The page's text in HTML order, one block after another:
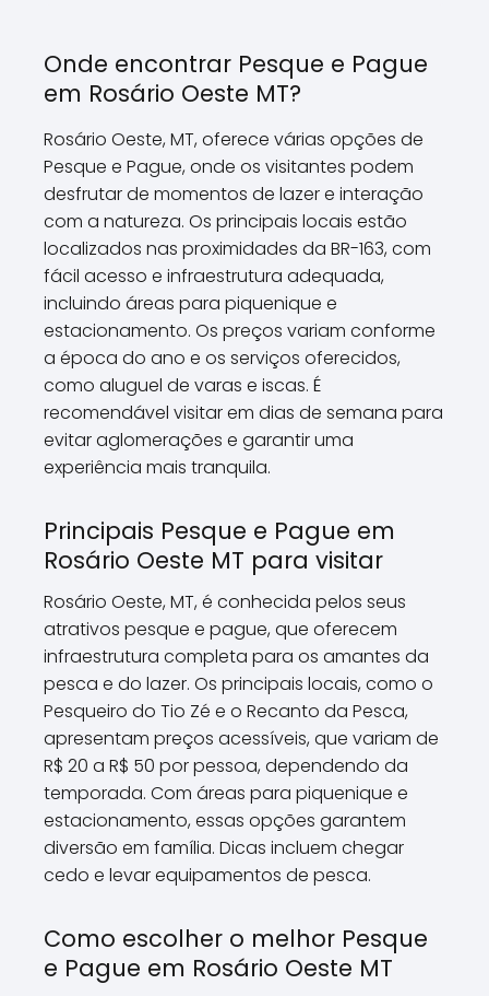
Onde encontrar Pesque e Pague
em Rosário Oeste MT?
Rosário Oeste, MT, oferece várias opções de
Pesque e Pague, onde os visitantes podem
desfrutar de momentos de lazer e interação
com a natureza. Os principais locais estão
localizados nas proximidades da BR-163, com
fácil acesso e infraestrutura adequada,
incluindo áreas para piquenique e
estacionamento. Os preços variam conforme
a época do ano e os serviços oferecidos,
como aluguel de varas e iscas. É
recomendável visitar em dias de semana para
evitar aglomerações e garantir uma
experiência mais tranquila.
Principais Pesque e Pague em
Rosário Oeste MT para visitar
Rosário Oeste, MT, é conhecida pelos seus
atrativos pesque e pague, que oferecem
infraestrutura completa para os amantes da
pesca e do lazer. Os principais locais, como o
Pesqueiro do Tio Zé e o Recanto da Pesca,
apresentam preços acessíveis, que variam de
R$ 20 a R$ 50 por pessoa, dependendo da
temporada. Com áreas para piquenique e
estacionamento, essas opções garantem
diversão em família. Dicas incluem chegar
cedo e levar equipamentos de pesca.
Como escolher o melhor Pesque
e Pague em Rosário Oeste MT